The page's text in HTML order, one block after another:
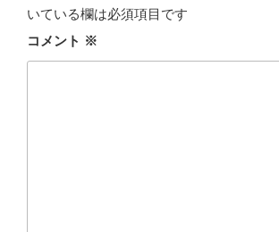
いている欄は必須項目です
コメント ※